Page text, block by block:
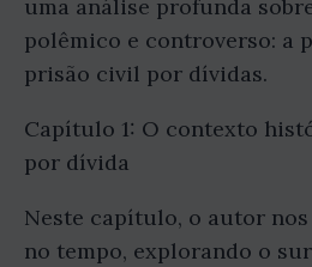
uma análise profunda
polêmico e controverso: a
prisão civil por dívidas.
Capítulo 1: O contexto
por dívida
Neste capítulo, o autor
no tempo, explorando o